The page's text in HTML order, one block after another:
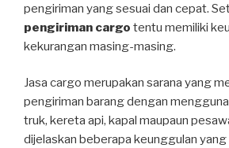
pengiriman yang sesuai dan cepat.
pengiriman cargo tentu memiliki
kekurangan masing-masing.
Jasa cargo merupakan sarana yang
pengiriman barang dengan
truk, kereta api, kapal maupaun
dijelaskan beberapa keunggulan yang